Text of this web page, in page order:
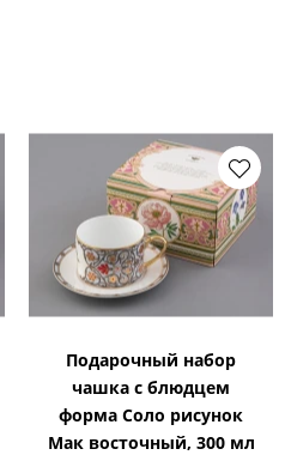
Подарочный набор
чашка с блюдцем
форма Соло рисунок
Мак восточный, 300 мл